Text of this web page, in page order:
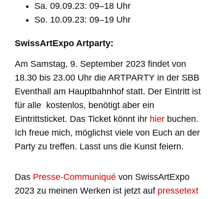
Sa. 09.09.23: 09–18 Uhr
So. 10.09.23: 09–19 Uhr
SwissArtExpo Artparty:
Am Samstag, 9. September 2023 findet von
18.30 bis 23.00 Uhr die ARTPARTY in der SBB
Eventhall am Hauptbahnhof statt. Der Eintritt ist
für alle kostenlos, benötigt aber ein
Eintrittsticket. Das Ticket könnt ihr hier buchen.
Ich freue mich, möglichst viele von Euch an der
Party zu treffen. Lasst uns die Kunst feiern.
Das Presse-Communiqué von SwissArtExpo
2023 zu meinen Werken ist jetzt auf pressetext